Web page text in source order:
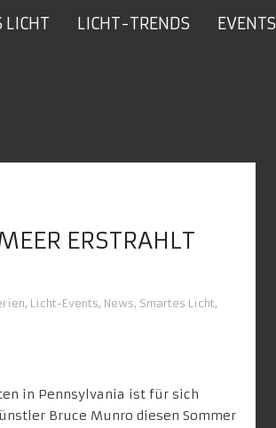
LICHT LICHT-TRENDS EVENTS
ERSTRAHLT
, Licht-Events, News, Smartes Licht,
in Pennsylvania ist für sich
Bruce Munro diesen Sommer